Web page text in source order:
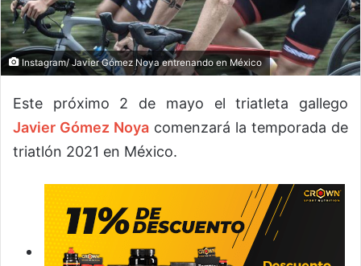
Instagram/ Javier Gómez Noya entrenando en México
Este próximo 2 de mayo el triatleta gallego
Javier Gómez Noya comenzará la temporada de
triatlón 2021 en México.